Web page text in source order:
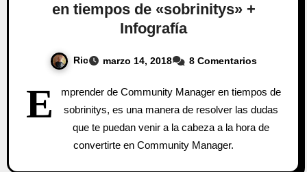
en tiempos de «sobrinitys» +
Infografía
Ric marzo 14, 2018 8 Comentarios
E
mprender de Community Manager en tiempos de
sobrinitys, es una manera de resolver las dudas
que te puedan venir a la cabeza a la hora de
convertirte en Community Manager.